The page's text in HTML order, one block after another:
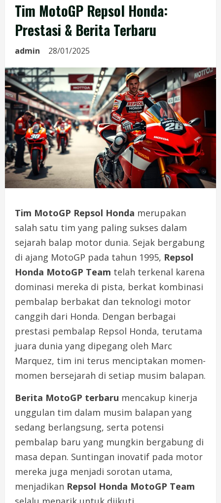
Tim MotoGP Repsol Honda:
Prestasi & Berita Terbaru
admin 28/01/2025
Tim MotoGP Repsol Honda merupakan
salah satu tim yang paling sukses dalam
sejarah balap motor dunia. Sejak bergabung
di ajang MotoGP pada tahun 1995, Repsol
Honda MotoGP Team telah terkenal karena
dominasi mereka di pista, berkat kombinasi
pembalap berbakat dan teknologi motor
canggih dari Honda. Dengan berbagai
prestasi pembalap Repsol Honda, terutama
juara dunia yang dipegang oleh Marc
Marquez, tim ini terus menciptakan momen-
momen bersejarah di setiap musim balapan.
Berita MotoGP terbaru mencakup kinerja
unggulan tim dalam musim balapan yang
sedang berlangsung, serta potensi
pembalap baru yang mungkin bergabung di
masa depan. Suntingan inovatif pada motor
mereka juga menjadi sorotan utama,
menjadikan Repsol Honda MotoGP Team